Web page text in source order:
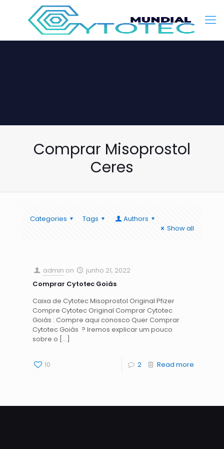
Comprar Misoprostol
Ceres
Categories Tags
Authors
Show all
admin on
junho 21, 2022
Comprar Cytotec Goiás
Caixa de Cytotec Misoprostol Original Pfizer
Compre Cytotec Original Comprar Cytotec
Goiás : Compre aqui conosco Quer Comprar
Cytotec Goiás ? Iremos explicar um pouco
sobre o […]
10 2 Read more